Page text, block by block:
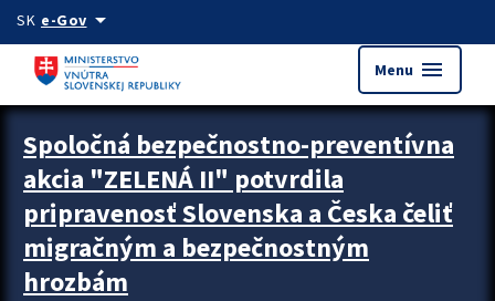
Preskocit na hlavný obsah
SK e-Govarrow_drop_down
Menu menu
Zastavit automatický posun upútavok
Spoločná bezpečnostno-preventívna
akcia "ZELENÁ II" potvrdila
pripravenosť Slovenska a Česka čeliť
migračným a bezpečnostným
hrozbám